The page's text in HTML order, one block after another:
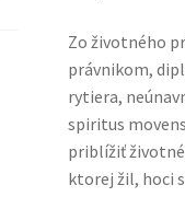
Zo životného
právnikom,
rytiera,
spiritus
priblížiť
ktorej žil, hoci